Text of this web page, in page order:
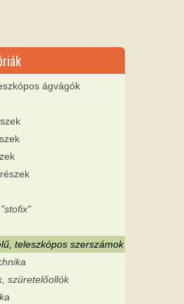
ágvágók
teleszkópos szerszámok
szüretelőollók